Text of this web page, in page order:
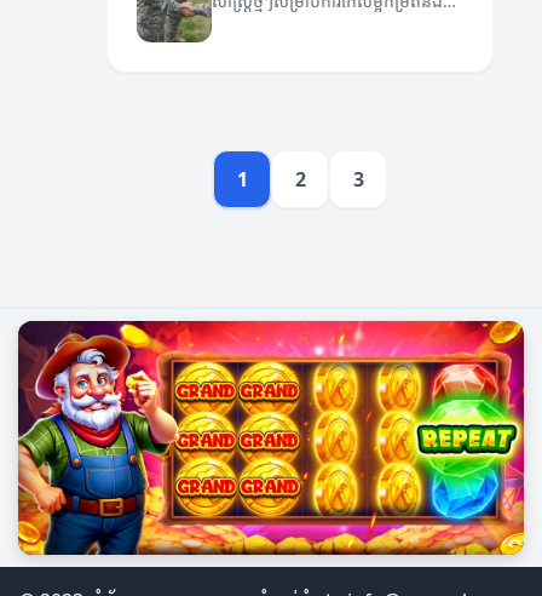
ប្រកួត។
1 2 3